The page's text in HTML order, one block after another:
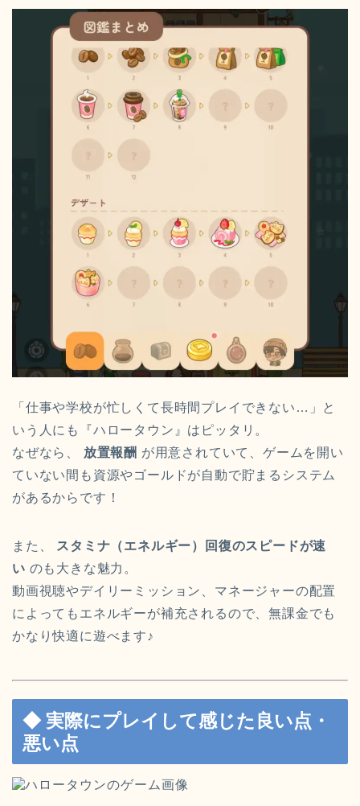
「仕事や学校が忙しくて長時間プレイできない…」と
いう人にも『ハロータウン』はピッタリ。
なぜなら、 放置報酬 が用意されていて、ゲームを開い
ていない間も資源やゴールドが自動で貯まるシステム
があるからです！
また、
スタミナ（エネルギー）回復のスピードが速
い のも大きな魅力。
動画視聴やデイリーミッション、マネージャーの配置
によってもエネルギーが補充されるので、無課金でも
かなり快適に遊べます♪
◆ 実際にプレイして感じた良い点・
悪い点